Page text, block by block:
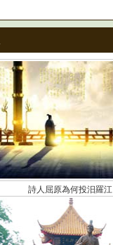
詩人屈原為何投汨羅江